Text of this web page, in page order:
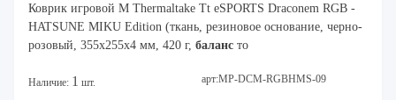
Коврик игровой M Thermaltake Tt eSPORTS Draconem RGB -
HATSUNE MIKU Edition (ткань, резиновое основание, черно-
розовый, 355x255x4 мм, 420 г, баланс то
Наличие: 1 шт. арт:MP-DCM-RGBHMS-09